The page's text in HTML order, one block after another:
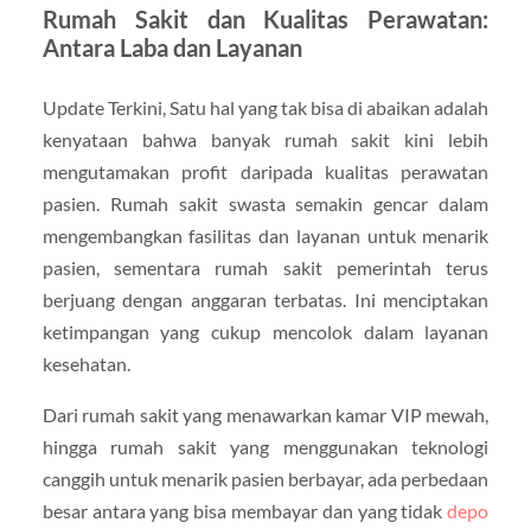
Rumah Sakit dan Kualitas Perawatan:
Antara Laba dan Layanan
Update Terkini, Satu hal yang tak bisa di abaikan adalah
kenyataan bahwa banyak rumah sakit kini lebih
mengutamakan profit daripada kualitas perawatan
pasien. Rumah sakit swasta semakin gencar dalam
mengembangkan fasilitas dan layanan untuk menarik
pasien, sementara rumah sakit pemerintah terus
berjuang dengan anggaran terbatas. Ini menciptakan
ketimpangan yang cukup mencolok dalam layanan
kesehatan.
Dari rumah sakit yang menawarkan kamar VIP mewah,
hingga rumah sakit yang menggunakan teknologi
canggih untuk menarik pasien berbayar, ada perbedaan
besar antara yang bisa membayar dan yang tidakdepo